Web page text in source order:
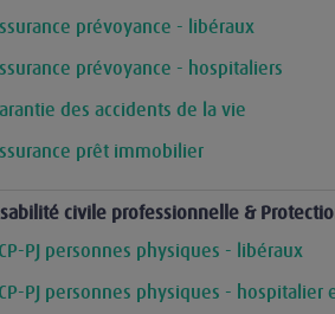
prévoyance - libéraux
prévoyance - hospitaliers
des accidents de la vie
prêt immobilier
civile professionnelle &
PJ personnes physiques - libéraux
PJ personnes physiques - hospitalier